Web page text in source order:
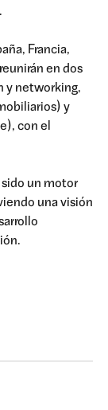
Francia,
en dos
y networking,
y
con el
un motor
una visión